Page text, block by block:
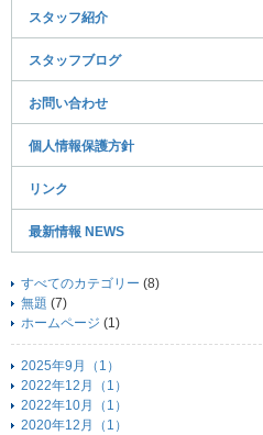
スタッフ紹介
スタッフブログ
お問い合わせ
個人情報保護方針
リンク
最新情報 NEWS
すべてのカテゴリー (8)
無題 (7)
ホームページ (1)
2025年9月（1）
2022年12月（1）
2022年10月（1）
2020年12月（1）